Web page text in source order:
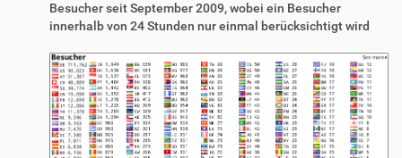
Besucher seit September 2009, wobei ein Besucher
innerhalb von 24 Stunden nur einmal berücksichtigt wird